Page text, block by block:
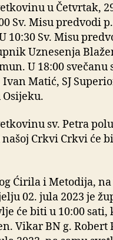
u Četvrtak,
Sv. Misu predvodi
10:30 Sv. Misu
Uznesenja
U 18:00 svečanu
Matić, SJ
sv. Petra
Crkvi Crkvi će
Ćirila i Metodija,
02. jula 2023 je
će biti u 10:00 sati,
Vikar BN g. Robert